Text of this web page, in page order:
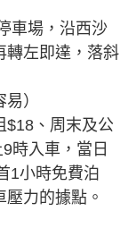
車場，沿西沙
轉左即達，落斜
）
$18、周末及公
時入車，當日
1小時免費泊
力的據點。